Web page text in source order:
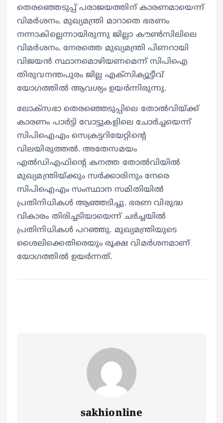
തെരഞ്ഞെടുപ്പ് പരാജയത്തിന് കാരണമായെന്ന്
വിമർശനം. മുഖ്യമന്ത്രി മാറാതെ ഭരണം
നന്നാകില്ലെന്നായിരുന്നു ജില്ലാ കൗൺസിലിലെ
വിമർശനം. നേരത്തെ മുഖ്യമന്ത്രി പിണറായി
വിജയൻ സ്ഥാനമൊഴിയണമെന്ന് സിപിഐ
തിരുവനന്തപുരം ജില്ല എക്സിക്യൂട്ടീവ്
യോഗത്തിൽ ആവശ്യം ഉയർന്നിരുന്നു.
ലോക്‌സഭാ തെരഞ്ഞെടുപ്പിലെ തോൽവിയ്ക്ക്
കാരണം പാർട്ടി വോട്ടുകളിലെ ചോർച്ചയെന്ന്
സിപിഐഎം സെക്രട്ടറിയേറ്റിന്റെ
വിലയിരുത്തൽ.‌ അതേസമയം
എൽഡിഎഫിന്റെ കനത്ത തോൽവിയിൽ
മുഖ്യമന്ത്രിയ്ക്കും സർക്കാരിനും നേരെ
സിപിഐഎം സംസ്ഥാന സമിതിയിൽ
പ്രതിനിധികൾ ആഞ്ഞടിച്ചു. ഭരണ വിരുദ്ധ
വികാരം തിരിച്ചടിയായെന്ന് ചർച്ചയിൽ
പ്രതിനിധികൾ പറഞ്ഞു. മുഖ്യമന്ത്രിയുടെ
ശൈലിക്കെതിരെയും രൂക്ഷ വിമർശനമാണ്
യോഗത്തിൽ ഉയർന്നത്.
sakhionline